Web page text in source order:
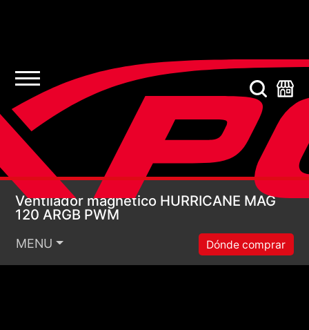
Ventilador magnético
Ventilador magnético HURRICANE MAG
120 ARGB PWM
MENU Dónde comprar